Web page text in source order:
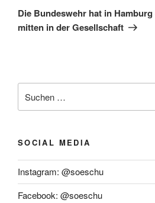
Beitrag
Die Bundeswehr hat in
mitten in der Gesellschaft
nach:
SOCIAL MEDIA
Instagram: @soeschu
Facebook: @soeschu